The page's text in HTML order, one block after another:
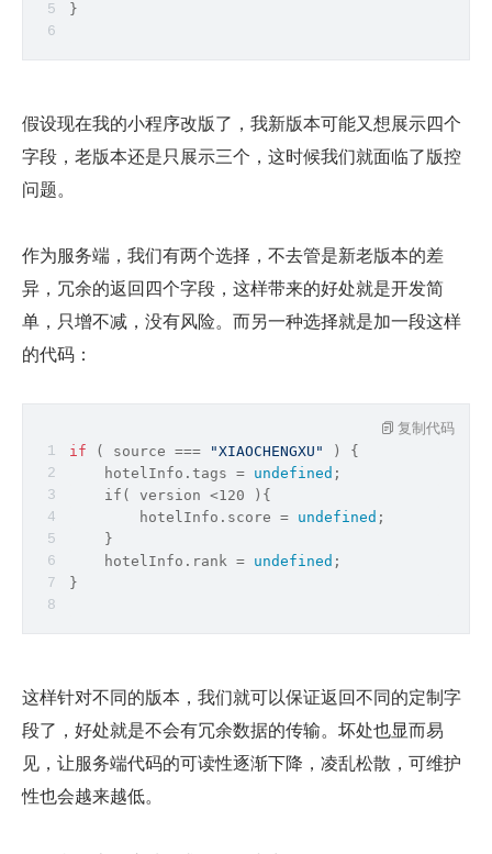
}
假设现在我的小程序改版了，我新版本可能又想展示四个
字段，老版本还是只展示三个，这时候我们就面临了版控
问题。
作为服务端，我们有两个选择，不去管是新老版本的差
异，冗余的返回四个字段，这样带来的好处就是开发简
单，只增不减，没有风险。而另一种选择就是加一段这样
的代码：
if ( source === "XIAOCHENGXU"
) {
    hotelInfo.tags =
undefined ;
    if( version <120 ){
        hotelInfo.score =
undefined ;
    }
    hotelInfo.rank =
undefined ;
}
复制代码
这样针对不同的版本，我们就可以保证返回不同的定制字
段了，好处就是不会有冗余数据的传输。坏处也显而易
见，让服务端代码的可读性逐渐下降，凌乱松散，可维护
性也会越来越低。